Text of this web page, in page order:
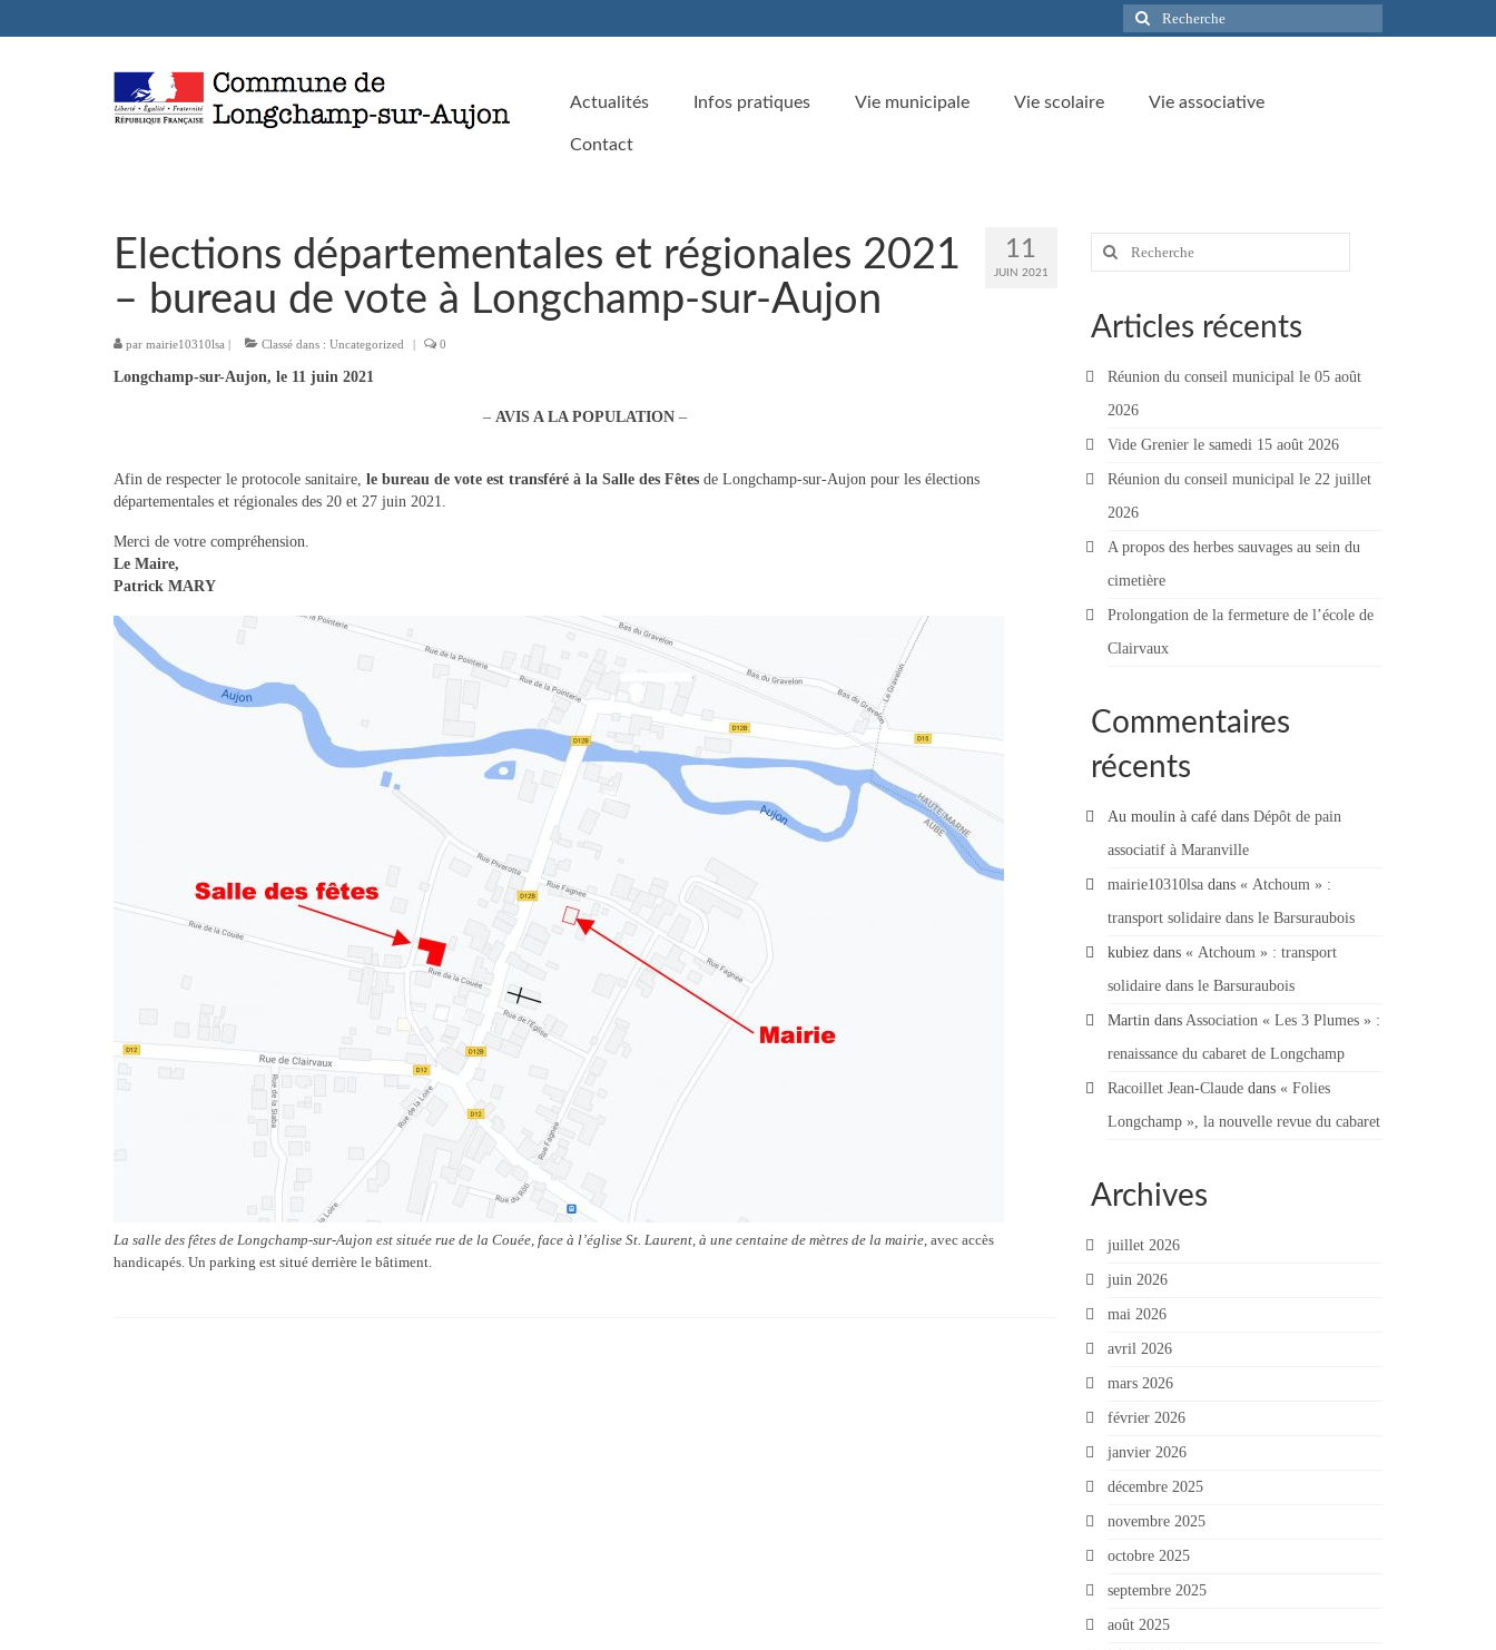
Rechercher
:
Actualités Infos pratiques Vie municipale Vie scolaire Vie associative
Contact
11
JUIN 2021
Elections départementales et régionales 2021
– bureau de vote à Longchamp-sur-Aujon
par mairie10310lsa | Classé dans : Uncategorized | 0
Longchamp-sur-Aujon, le 11 juin 2021
–AVIS A LA POPULATION–
Afin de respecter le protocole sanitaire, le bureau de vote est transféré à la Salle des Fêtes de Longchamp-sur-Aujon pour les élections
départementales et régionales des 20 et 27 juin 2021.
Merci de votre compréhension.
Le Maire,
Patrick MARY
La salle des fêtes de Longchamp-sur-Aujon est située rue de la Couée, face à l’église St. Laurent, à une centaine de mètres de la mairie, avec accès
handicapés. Un parking est situé derrière le bâtiment.
Rechercher
Articles récents
Réunion du conseil municipal le 05 août
2026
Vide Grenier le samedi 15 août 2026
Réunion du conseil municipal le 22 juillet
2026
A propos des herbes sauvages au sein du
cimetière
Prolongation de la fermeture de l’école de
Clairvaux
Commentaires
récents
Au moulin à cafédans Dépôt de pain
associatif à Maranville
mairie10310lsadans « Atchoum » :
transport solidaire dans le Barsuraubois
kubiezdans « Atchoum » : transport
solidaire dans le Barsuraubois
Martindans Association « Les 3 Plumes » :
renaissance du cabaret de Longchamp
Racoillet Jean-Claudedans « Folies
Longchamp », la nouvelle revue du cabaret
Archives
juillet 2026
juin 2026
mai 2026
avril 2026
mars 2026
février 2026
janvier 2026
décembre 2025
novembre 2025
octobre 2025
septembre 2025
août 2025